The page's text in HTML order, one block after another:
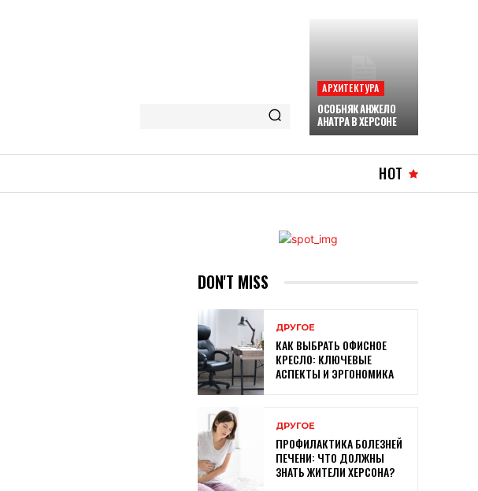
АРХИТЕКТУРА
ОСОБНЯК АНЖЕЛО
АНАТРА В ХЕРСОНЕ
HOT
DON'T MISS
ДРУГОЕ
КАК ВЫБРАТЬ ОФИСНОЕ
КРЕСЛО: КЛЮЧЕВЫЕ
АСПЕКТЫ И ЭРГОНОМИКА
ДРУГОЕ
ПРОФИЛАКТИКА БОЛЕЗНЕЙ
ПЕЧЕНИ: ЧТО ДОЛЖНЫ
ЗНАТЬ ЖИТЕЛИ ХЕРСОНА?